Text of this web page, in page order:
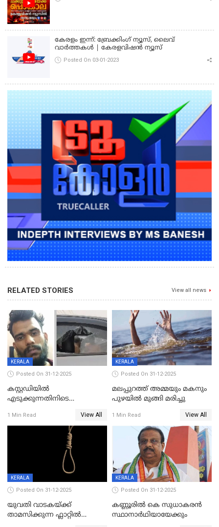
കേരളം ഇന്ന്: ബ്രേക്കിംഗ് ന്യൂസ്, ലൈവ്
വാർത്തകൾ | കേരളവിഷൻ ന്യൂസ്
Posted On 03-01-2023
RELATED STORIES View all news
KERALA
Posted On 31-12-2025
കസ്റ്റഡിയിൽ
എടുക്കുന്നതിനിടെ
വധശ്രമക്കേസ് പ്രതി പിടിയിൽ
1 Min Read View All
KERALA
Posted On 31-12-2025
മലപ്പുറത്ത് അമ്മയും മകനും
പുഴയിൽ മുങ്ങി മരിച്ചു
1 Min Read View All
KERALA
Posted On 31-12-2025
യുവതി വാടകയ്ക്ക്
താമസിക്കുന്ന ഫ്ലാറ്റില്‍
KERALA
Posted On 31-12-2025
കണ്ണൂരിൽ കെ സുധാകരൻ
സ്ഥാനാർഥിയായേക്കും